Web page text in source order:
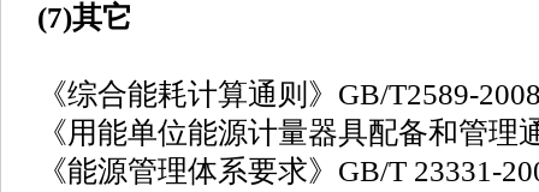
(7)其它
《综合能耗计算通则》GB/T2589-
《用能单位能源计量器具配备和管理
《能源管理体系要求》GB/T 23331-